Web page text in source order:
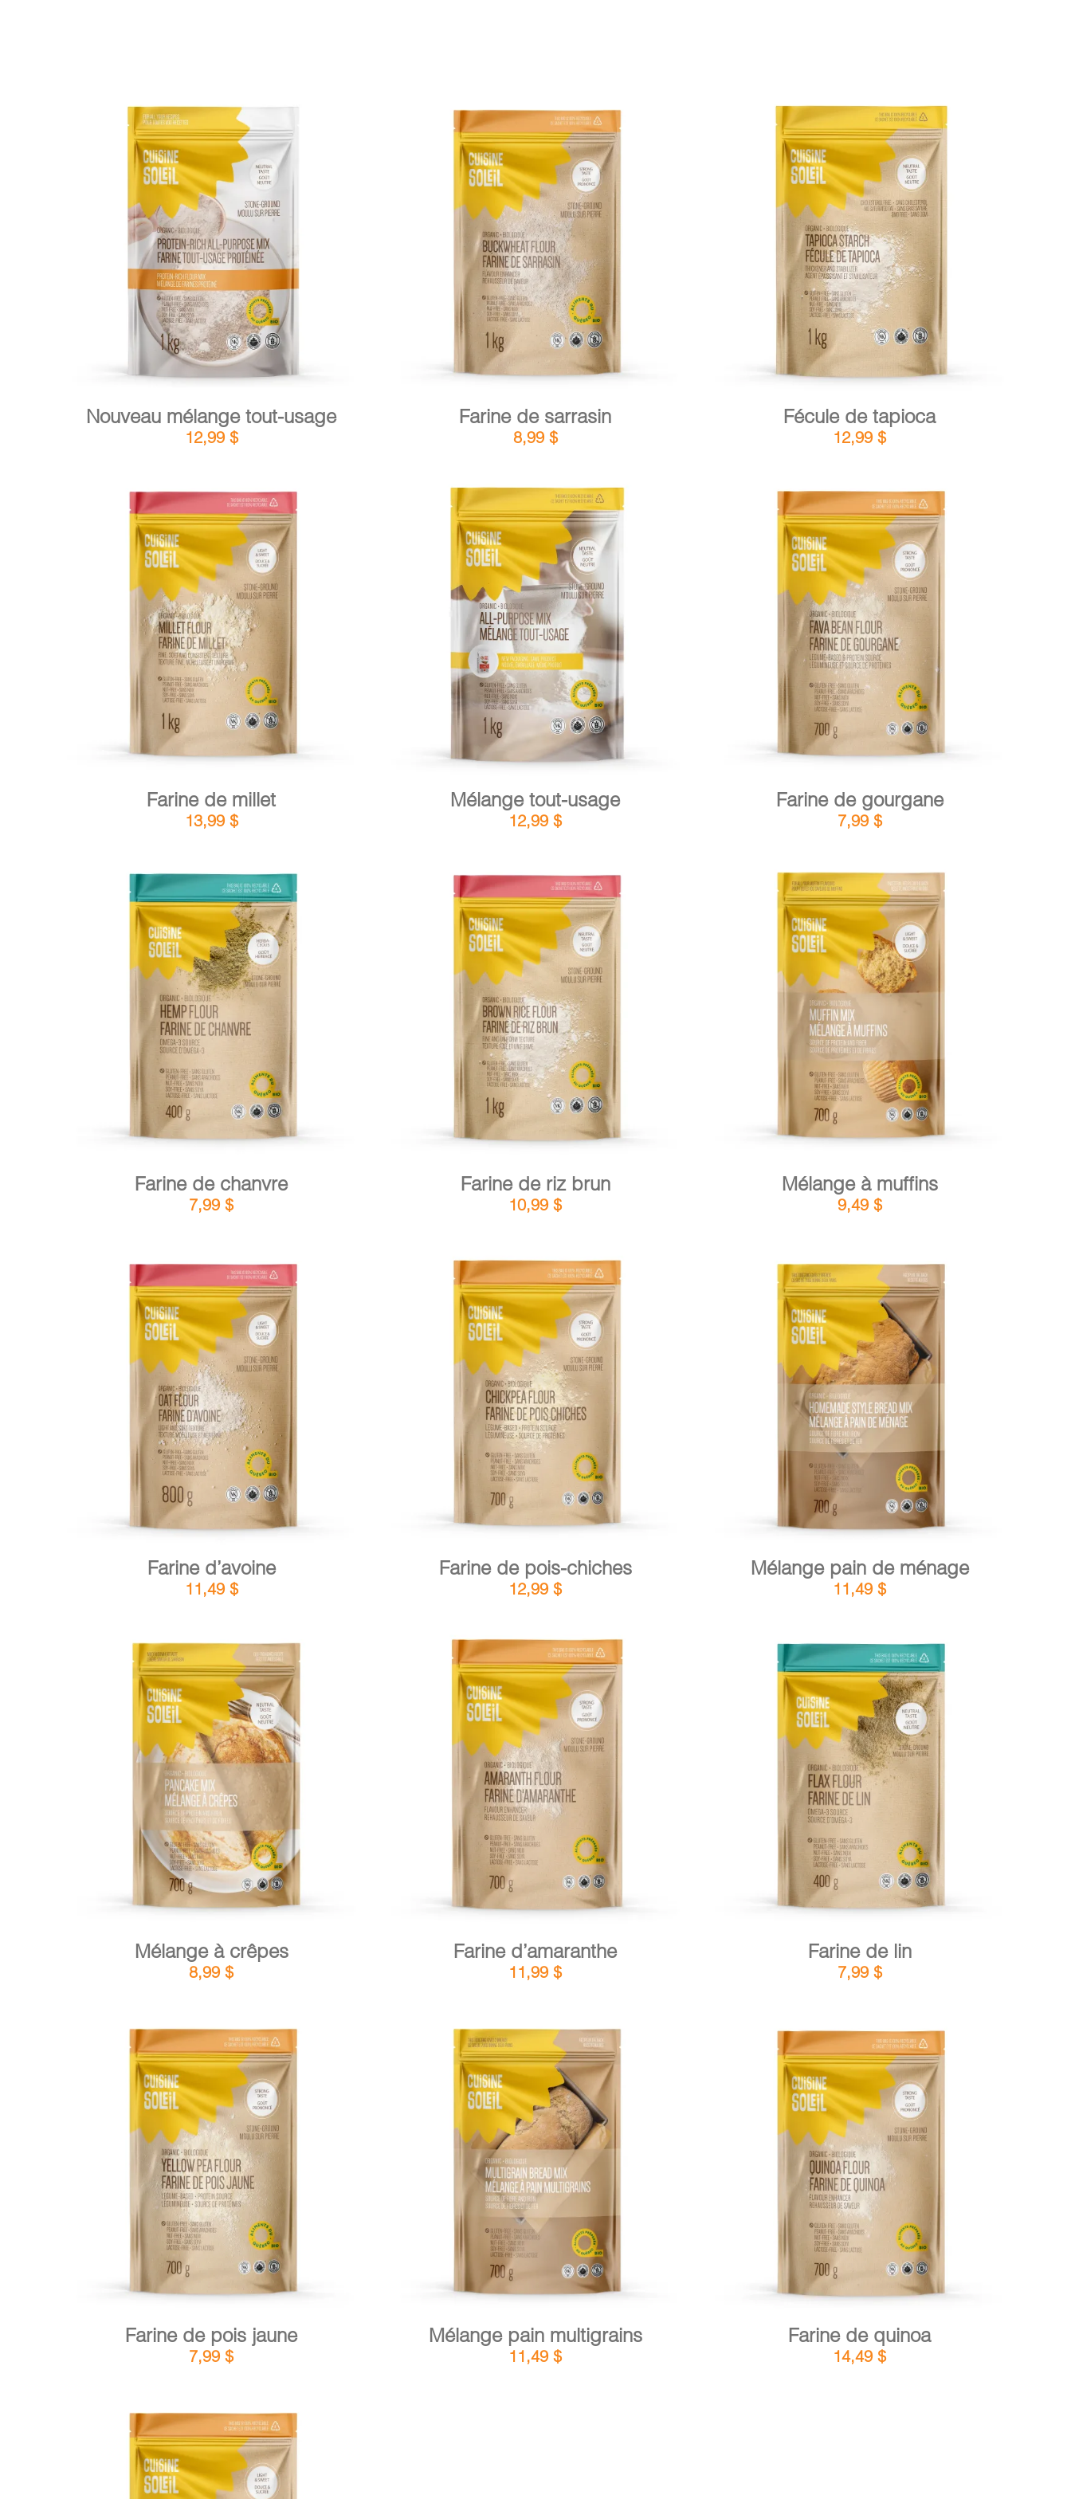
AJOUTER AU PANIER / DÉTAILS
Nouveau mélange tout-usage
12,99 $
AJOUTER AU PANIER /
Farine de sarrasin
8,99 $
AJOUTER AU PANIER / DÉTAILS
Fécule de tapioca
12,99$
AJOUTER AU PANIER / DÉTAILS
Farine de millet
13,99 $
AJOUTER AU PANIER / DÉTAILS
Mélange tout-usage
12,99$
AJOUTER AU PANIER
Farine de gourgane
7,99 $
AJOUTER AU PANIER
Farine de chanvre
7,99$
AJOUTER AU PANIER DÉTAILS
Farine de riz brun
10,99$
AJOUTER AU PANIER
Mélange à muffins
9,49 $
AJOUTER AU PANIER / DÉTAILS
Farine d’avoine
11,49 $
AJOUTER AU PANIER / DÉTAILS
Farine de pois-chiches
12,99$
AJOUTER AU PANIER / DÉTAILS
Mélange pain de ménage
11,49$
AJOUTER AU PANIER
Mélange à crêpes
8,99$
AJOUTER AU PANIER /
Farine d’amaranthe
11,99$
AJOUTER AU PANIER / DÉTAILS
Farine de lin
7,99 $
AJOUTER AU PANIER / DÉTAILS
Farine de pois jaune
7,99$
AJOUTER AU PANIER / DÉTAILS
Mélange pain multigrains
11,49$
AJOUTER AU PANIER
Farine de quinoa
14,49$